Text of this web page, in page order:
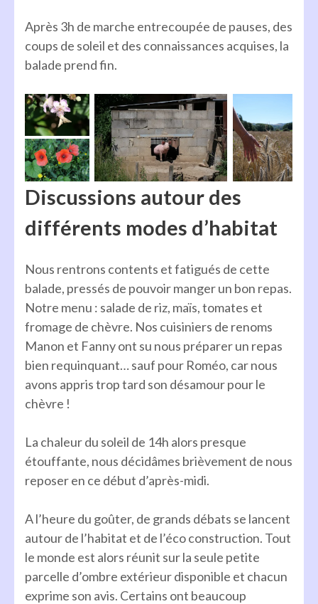
Après 3h de marche entrecoupée de pauses, des
coups de soleil et des connaissances acquises, la
balade prend fin.
Discussions autour des
différents modes d’habitat
Nous rentrons contents et fatigués de cette
balade, pressés de pouvoir manger un bon repas.
Notre menu : salade de riz, maïs, tomates et
fromage de chèvre. Nos cuisiniers de renoms
Manon et Fanny ont su nous préparer un repas
bien requinquant… sauf pour Roméo, car nous
avons appris trop tard son désamour pour le
chèvre !
La chaleur du soleil de 14h alors presque
étouffante, nous décidâmes brièvement de nous
reposer en ce début d’après-midi.
A l’heure du goûter, de grands débats se lancent
autour de l’habitat et de l’éco construction. Tout
le monde est alors réunit sur la seule petite
parcelle d’ombre extérieur disponible et chacun
exprime son avis. Certains ont beaucoup